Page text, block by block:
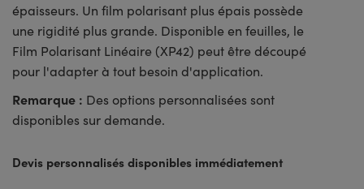
épaisseurs. Un film polarisant plus épais possède
une rigidité plus grande. Disponible en feuilles, le
Film Polarisant Linéaire (XP42) peut être découpé
pour l'adapter à tout besoin d'application.
Remarque : Des options personnalisées sont
disponibles sur demande.
Devis personnalisés disponibles immédiatement